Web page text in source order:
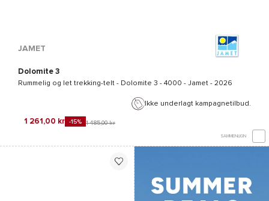
JAMET
Dolomite 3
Rummelig og let trekking-telt - Dolomite 3 - 4000 - Jamet - 2026
Ikke underlagt kampagnetilbud.
1 261,00 kr -15% 1 485,00 kr
SAMMENLIGN